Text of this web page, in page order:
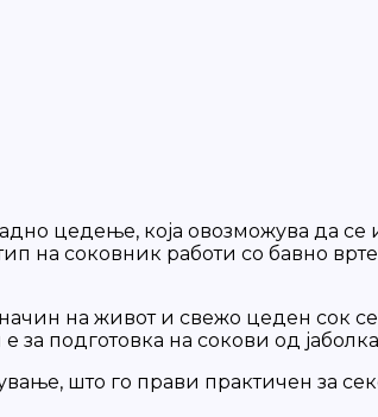
цедење, која овозможува да
на соковник работи со бавно
на живот и свежо цеден сок
подготовка на сокови од
што го прави практичен за